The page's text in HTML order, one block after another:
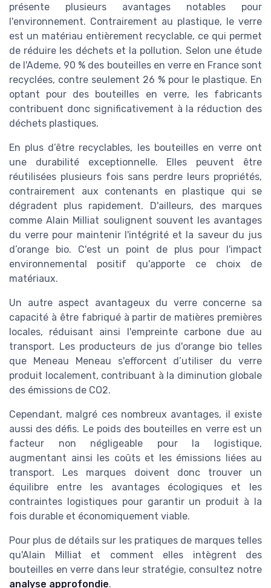
présente plusieurs avantages notables pour
l'environnement. Contrairement au plastique, le verre
est un matériau entièrement recyclable, ce qui permet
de réduire les déchets et la pollution. Selon une étude
de l'Ademe, 90 % des bouteilles en verre en France sont
recyclées, contre seulement 26 % pour le plastique. En
optant pour des bouteilles en verre, les fabricants
contribuent donc significativement à la réduction des
déchets plastiques.
En plus d’être recyclables, les bouteilles en verre ont
une durabilité exceptionnelle. Elles peuvent être
réutilisées plusieurs fois sans perdre leurs propriétés,
contrairement aux contenants en plastique qui se
dégradent plus rapidement. D'ailleurs, des marques
comme Alain Milliat soulignent souvent les avantages
du verre pour maintenir l'intégrité et la saveur du jus
d’orange bio. C'est un point de plus pour l'impact
environnemental positif qu'apporte ce choix de
matériaux.
Un autre aspect avantageux du verre concerne sa
capacité à être fabriqué à partir de matières premières
locales, réduisant ainsi l'empreinte carbone due au
transport. Les producteurs de jus d'orange bio telles
que Meneau Meneau s'efforcent d’utiliser du verre
produit localement, contribuant à la diminution globale
des émissions de CO2.
Cependant, malgré ces nombreux avantages, il existe
aussi des défis. Le poids des bouteilles en verre est un
facteur non négligeable pour la logistique,
augmentant ainsi les coûts et les émissions liées au
transport. Les marques doivent donc trouver un
équilibre entre les avantages écologiques et les
contraintes logistiques pour garantir un produit à la
fois durable et économiquement viable.
Pour plus de détails sur les pratiques de marques telles
qu'Alain Milliat et comment elles intègrent des
bouteilles en verre dans leur stratégie, consultez notre
analyse approfondie.